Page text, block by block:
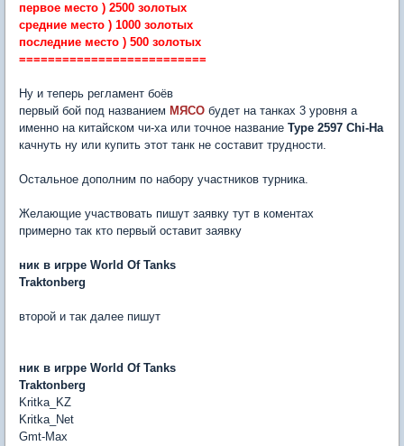
первое место ) 2500 золотых
средние место ) 1000 золотых
последние место ) 500 золотых
==========================
Ну и теперь регламент боёв
первый бой под названием МЯСО будет на танках 3 уровня а
именно на китайском чи-ха или точное название Type 2597 Chi-Ha
качнуть ну или купить этот танк не составит трудности.
Остальное дополним по набору участников турника.
Желающие участвовать пишут заявку тут в коментах
примерно так кто первый оставит заявку
ник в игрре World Of Tanks
Traktonberg
второй и так далее пишут
ник в игрре World Of Tanks
Traktonberg
Kritka_KZ
Kritka_Net
Gmt-Max